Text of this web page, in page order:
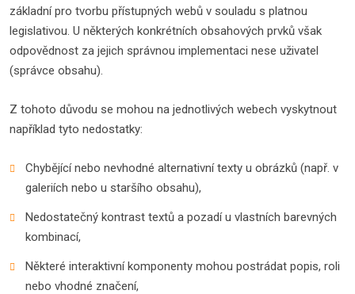
základní pro tvorbu přístupných webů v souladu s platnou
legislativou. U některých konkrétních obsahových prvků však
odpovědnost za jejich správnou implementaci nese uživatel
(správce obsahu).
Z tohoto důvodu se mohou na jednotlivých webech vyskytnout
například tyto nedostatky:
Chybějící nebo nevhodné alternativní texty u obrázků (např. v
galeriích nebo u staršího obsahu),
Nedostatečný kontrast textů a pozadí u vlastních barevných
kombinací,
Některé interaktivní komponenty mohou postrádat popis, roli
nebo vhodné značení,